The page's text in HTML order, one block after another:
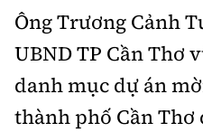
Giới thiệu dự án
Đất nền
Nhà ở xã hội
Góc cư dân
Xu hướng tiêu dùng
Nhà đẹp
Kiến trúc phong thủy
Tư vấn
Ông Trương Cảnh
UBND TP Cần Thơ
danh mục dự án
thành phố Cần Thơ